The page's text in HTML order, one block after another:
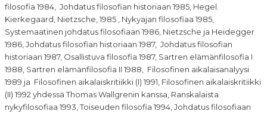
filosofia 1984, Johdatus filosofian historiaan 1985, Hegel.
Kierkegaard, Nietzsche, 1985 , Nykyajan filosofiaa 1985,
Systemaatinen johdatus filosofiaan 1986, Nietzsche ja Heidegger
1986, Johdatus filosofian historiaan 1987, Johdatus filosofian
historiaan 1987, Osallistuva filosofia 1987, Sartren elämänfilosofia I
1988, Sartren elämänfilosofia II 1988, Filosofinen aikalaisanalyysi
1989 ja Filosofinen aikalaiskritiikki (I) 1991, Filosofinen aikalaiskritiikki
(II) 1992 yhdessä Thomas Wallgrenin kanssa , Ranskalaista
nykyfilosofiaa 1993, Toiseuden filosofia 1994, Johdatus filosofiaan